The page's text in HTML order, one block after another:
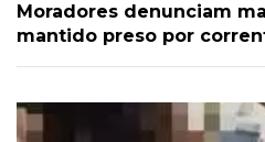
Moradores denunciam
mantido preso por